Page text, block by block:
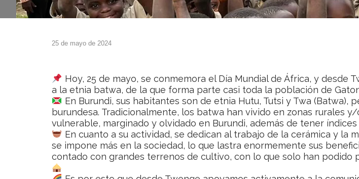
25 de mayo de 2024
Hoy, 25 de mayo, se conmemora el Día Mundial de África, y
a la etnia batwa, de la que forma parte casi toda la población de
En Burundi, sus habitantes son de etnia Hutu, Tutsi y Twa
burundesa. Tradicionalmente, los batwa han vivido en zonas rurales
vulnerable, marginado y olvidado en Burundi, además de tener
En cuanto a su actividad, se dedican al trabajo de la cerámica y
se impone más en la sociedad, lo que lastra enormemente sus
contado con grandes terrenos de cultivo, con lo que solo han podido